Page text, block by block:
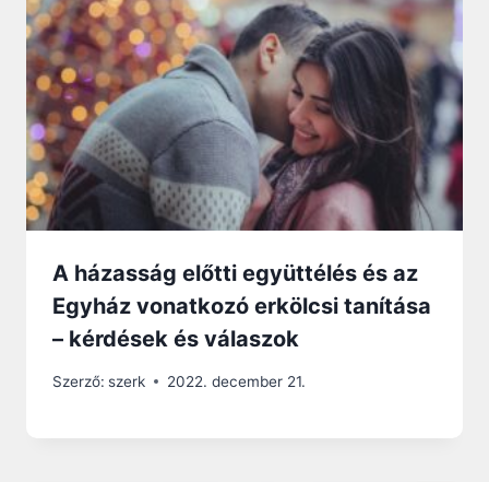
A házasság előtti együttélés és az
Egyház vonatkozó erkölcsi tanítása
– kérdések és válaszok
Szerző: szerk 2022. december 21.